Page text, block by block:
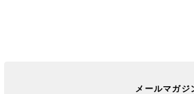
メールマガジ